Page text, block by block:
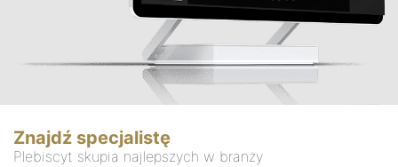
Znajdź specjalistę
Plebiscyt skupia najlepszych w branży